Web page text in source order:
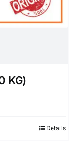
KG)
Details